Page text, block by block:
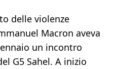
delle violenze
Macron aveva
un incontro
G5 Sahel. A inizio